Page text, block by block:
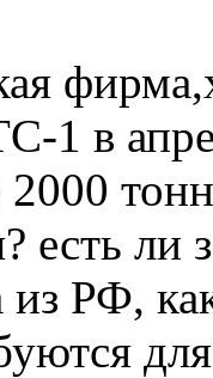
1 в
2000
есть ли
из РФ,